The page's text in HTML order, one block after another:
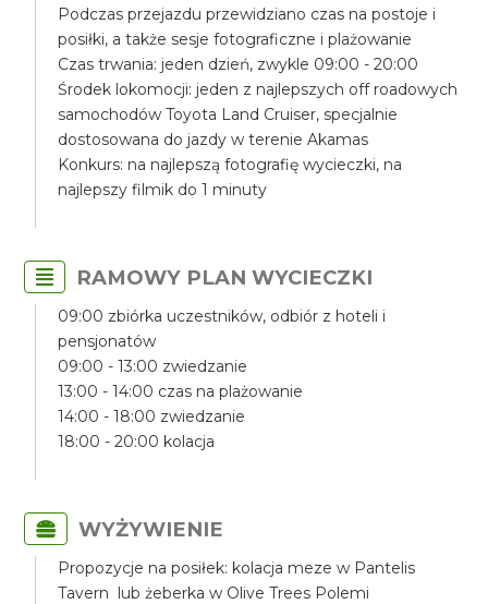
Podczas przejazdu przewidziano czas na postoje i
posiłki, a także sesje fotograficzne i plażowanie
Czas trwania: jeden dzień, zwykle 09:00 - 20:00
Środek lokomocji: jeden z najlepszych off roadowych
samochodów Toyota Land Cruiser, specjalnie
dostosowana do jazdy w terenie Akamas
Konkurs: na najlepszą fotografię wycieczki, na
najlepszy filmik do 1 minuty
RAMOWY PLAN WYCIECZKI
09:00 zbiórka uczestników, odbiór z hoteli i
pensjonatów
09:00 - 13:00 zwiedzanie
13:00 - 14:00 czas na plażowanie
14:00 - 18:00 zwiedzanie
18:00 - 20:00 kolacja
WYŻYWIENIE
Propozycje na posiłek: kolacja meze w Pantelis
Tavern lub żeberka w Olive Trees Polemi